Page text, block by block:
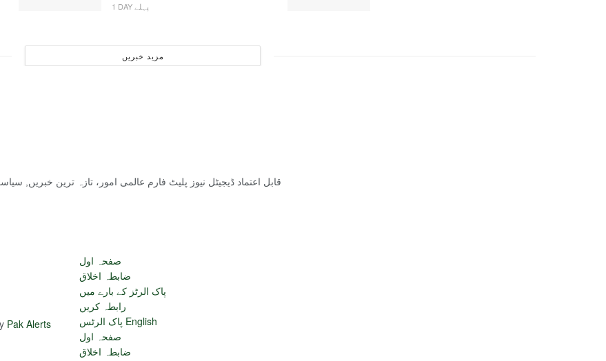
1 DAY پہلے
مزید خبریں
قابل اعتماد ڈیجیٹل نیوز پلیٹ فارم عالمی امور، تازہ ترین خبریں,
Pak Alerts
صفحہ اول
ضابطہ اخلاق
پاک الرٹز کے بارے میں
رابطہ کریں
پاک الرٹس English
صفحہ اول
ضابطہ اخلاق